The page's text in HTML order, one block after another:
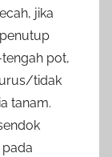
jika
pot,
tidak
tanam.